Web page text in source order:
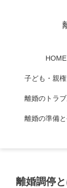
HOME
子ども・親
離婚のトラ
離婚の準備
離婚調停